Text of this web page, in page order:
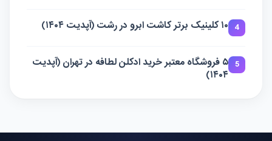
4 ۱۰ کلینیک برتر کاشت ابرو در رشت (آپدیت ۱۴۰۴)
5
۵ فروشگاه معتبر خرید ادکلن لطافه در تهران (آپدیت
۱۴۰۴)